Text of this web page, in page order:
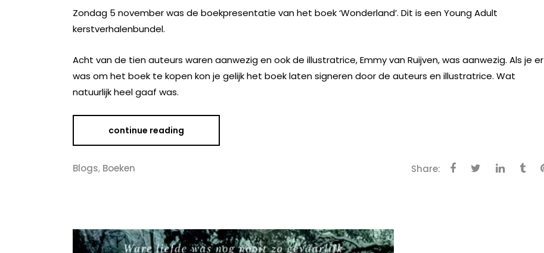
Zondag 5 november was de boekpresentatie van het boek ‘Wonderland’. Dit is een Young Adult
kerstverhalenbundel.
Acht van de tien auteurs waren aanwezig en ook de illustratrice, Emmy van Ruijven, was aanwezig. Als je er
was om het boek te kopen kon je gelijk het boek laten signeren door de auteurs en illustratrice. Wat
natuurlijk heel gaaf was.
continue reading
Blogs, Boeken Share: